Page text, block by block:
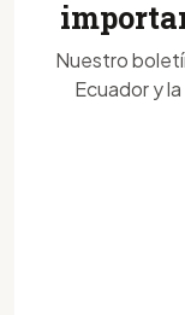
Nuestro
Ecuador y